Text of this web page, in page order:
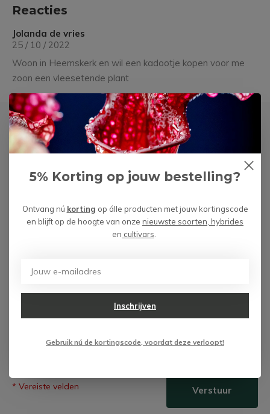
Reacties
Jolanda de vries
25 / 10 / 2022
Woon in Heemskerk en wil een kadootje kopen voor me
zoon een vleesetende plant
Laat een reactie achter
Naam
E-mail *Uw e-mailadres wordt niet gepubliceerd
* Vereiste velden Verstuur
5% Korting op jouw bestelling?
Ontvang nú korting op álle producten met jouw kortingscode
en blijft op de hoogte van onze nieuwste soorten, hybrides
en cultivars
Inschrijven
Gebruik nú de kortingscode, voordat deze verloopt!